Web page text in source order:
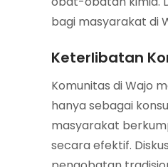
bagi masyarakat di
Keterlibatan
Komunitas di Wajo
hanya sebagai
masyarakat
secara efektif.